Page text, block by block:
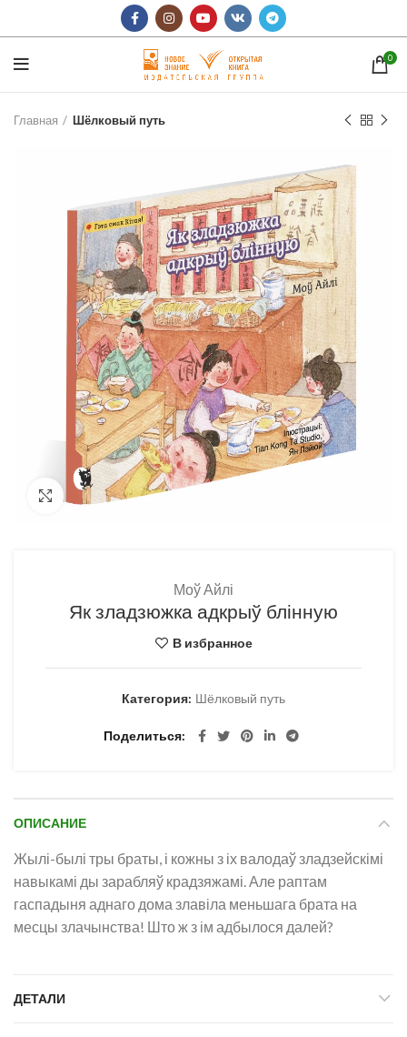
0
Главная Шёлковый путь
Нажмите, чтобы увеличить
Моў Айлі
Як зладзюжка адкрыў блінную
В избранное
Категория: Шёлковый путь
Поделиться
ОПИСАНИЕ
Жылі-былі тры браты, і кожны з іх валодаў зладзейскімі
навыкамі ды зарабляў крадзяжамі. Але раптам
гаспадыня аднаго дома злавіла меньшага брата на
месцы злачынства! Што ж з ім адбылося далей?
ДЕТАЛИ